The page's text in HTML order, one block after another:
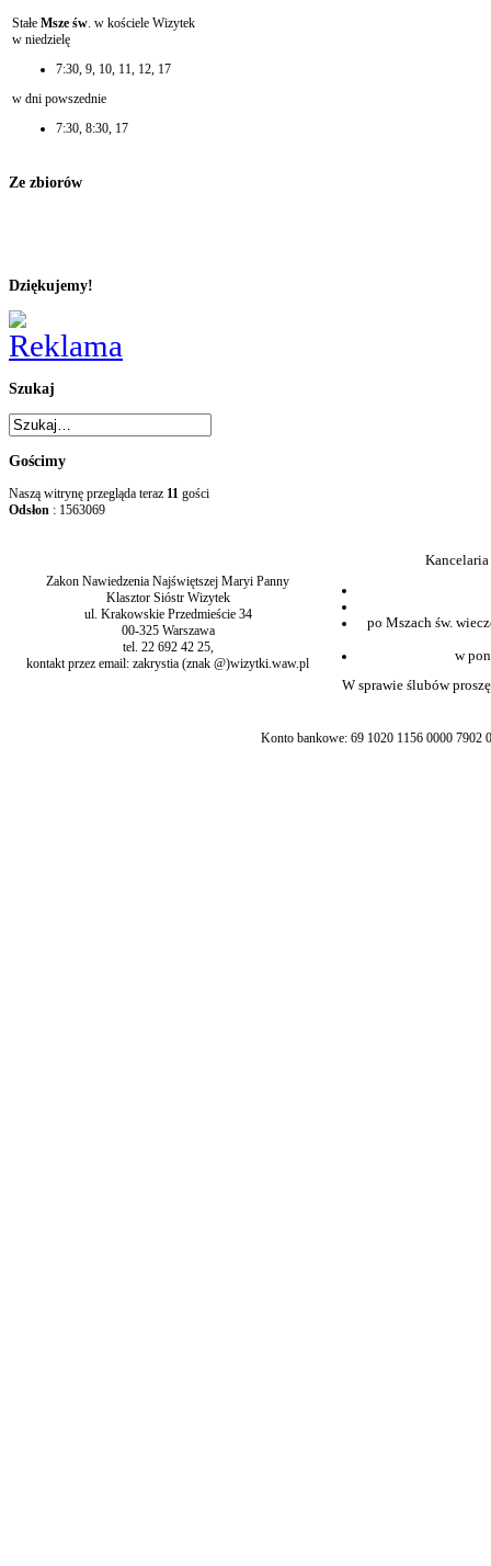
Stałe Msze św. w kościele Wizytek
w niedzielę
7:30, 9, 10, 11, 12, 17
w dni powszednie
7:30, 8:30, 17
Ze zbiorów
Dziękujemy!
Szukaj
Gościmy
Naszą witrynę przegląda teraz 11 gości
Odsłon : 1563069
Zakon Nawiedzenia Najświętszej Maryi Panny
Klasztor Sióstr Wizytek
ul. Krakowskie Przedmieście 34
00-325 Warszawa
tel. 22 692 42 25,
kontakt przez email: zakrystia (znak @)wizytki.waw.pl
po Mszach św.
w
W sprawie ślubów
Konto bankowe: 69 1020 1156 0000 7902